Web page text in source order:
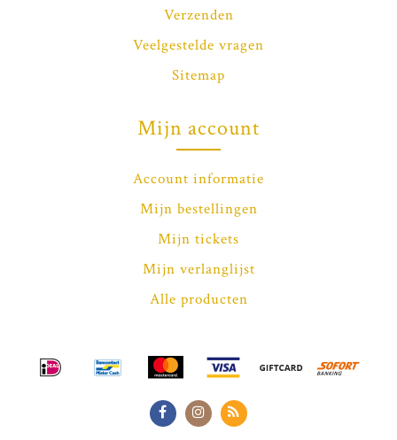
Verzenden
Veelgestelde vragen
Sitemap
Mijn account
Account informatie
Mijn bestellingen
Mijn tickets
Mijn verlanglijst
Alle producten